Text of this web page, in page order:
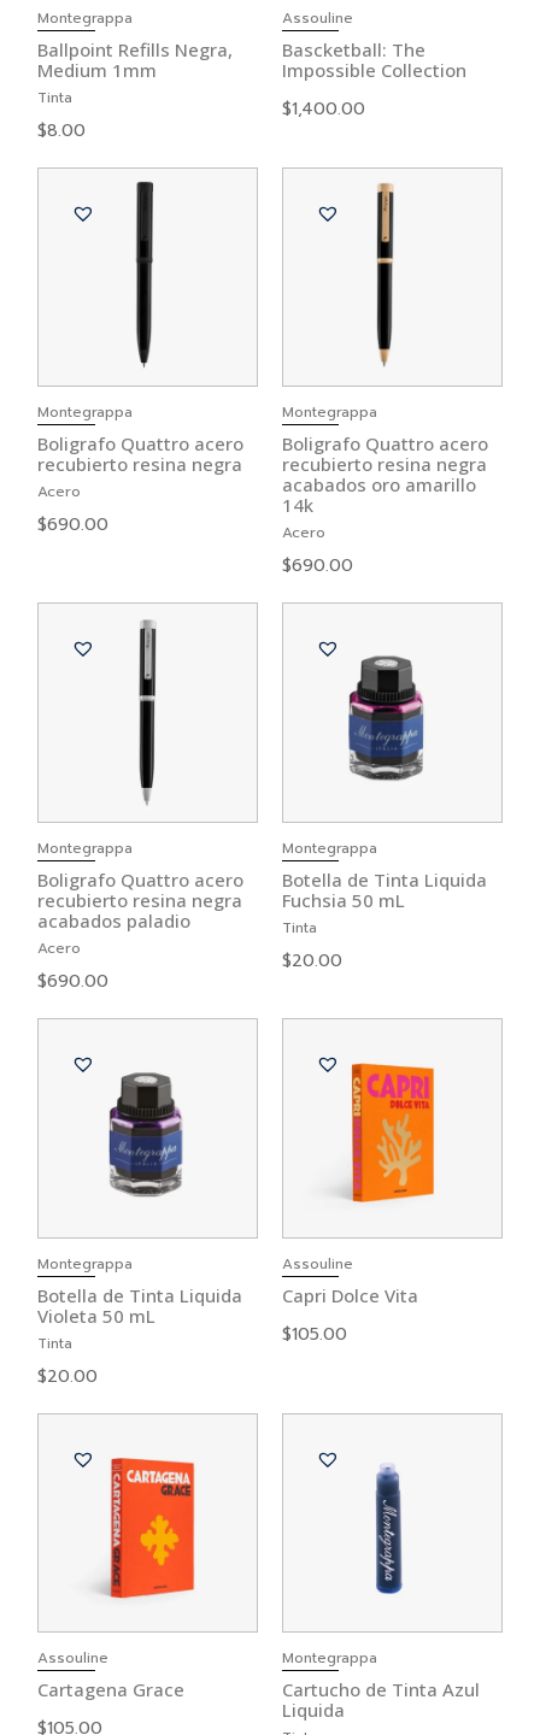
Montegrappa
Ballpoint Refills Negra,
Medium 1mm
Tinta
$8.00
Assouline
Bascketball: The
Impossible Collection
$1,400.00
Montegrappa
Boligrafo Quattro acero
recubierto resina negra
Acero
$690.00
Montegrappa
Boligrafo Quattro acero
recubierto resina negra
acabados oro amarillo
14k
Acero
$690.00
Montegrappa
Boligrafo Quattro acero
recubierto resina negra
acabados paladio
Acero
$690.00
Montegrappa
Botella de Tinta Liquida
Fuchsia 50 mL
Tinta
$20.00
Montegrappa
Botella de Tinta Liquida
Violeta 50 mL
Tinta
$20.00
Assouline
Capri Dolce Vita
$105.00
Assouline
Cartagena Grace
$105.00
Montegrappa
Cartucho de Tinta Azul
Liquida